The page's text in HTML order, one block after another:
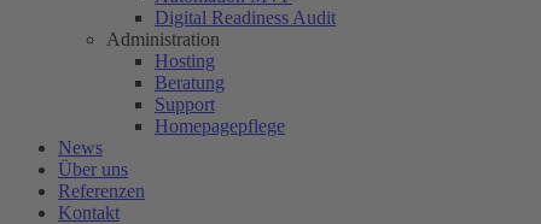
Digital Readiness Audit
Administration
Hosting
Beratung
Support
Homepagepflege
News
Über uns
Referenzen
Kontakt